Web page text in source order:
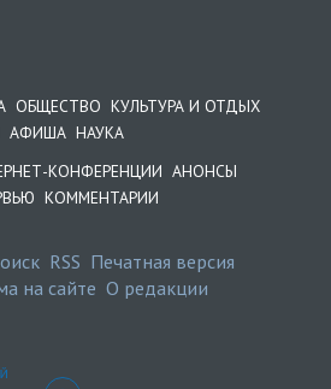
ОБЩЕСТВО КУЛЬТУРА И ОТДЫХ
АФИША НАУКА
КОНФЕРЕНЦИИ АНОНСЫ
КОММЕНТАРИИ
RSS Печатная версия
на сайте О редакции